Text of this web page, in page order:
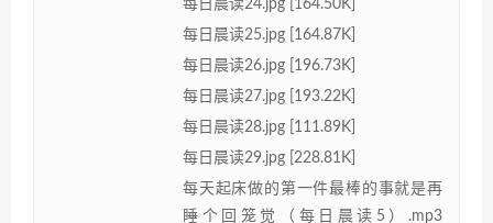
每日晨读24.jpg [164.50K]
每日晨读25.jpg [164.87K]
每日晨读26.jpg [196.73K]
每日晨读27.jpg [193.22K]
每日晨读28.jpg [111.89K]
每日晨读29.jpg [228.81K]
每天起床做的第一件最棒的事就是再
睡个回笼觉（每日晨读5）.mp3